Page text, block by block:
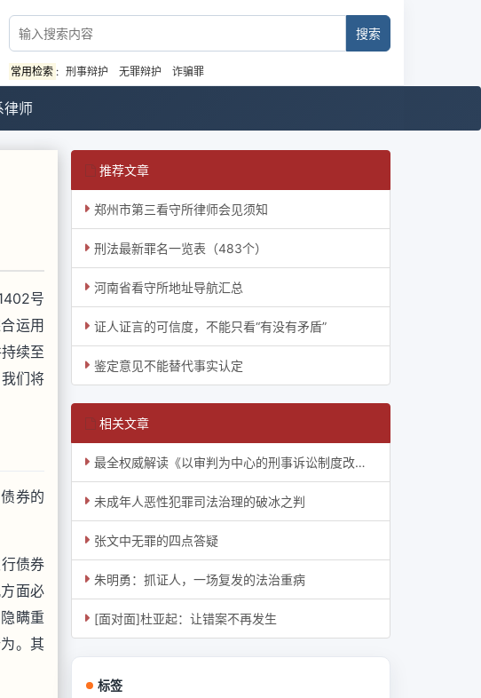
常用检索 : 刑事辩护 无罪辩护 诈骗罪
律师
号
运用
续至
们将
券的
债券
面必
瞒重
。其
推荐文章
郑州市第三看守所律师会见须知
刑法最新罪名一览表（483个）
河南省看守所地址导航汇总
证人证言的可信度，不能只看“有没有矛盾”
鉴定意见不能替代事实认定
相关文章
最全权威解读《以审判为中心的刑事诉讼制度改革的意见》
未成年人恶性犯罪司法治理的破冰之判
张文中无罪的四点答疑
朱明勇：抓证人，一场复发的法治重病
[面对面]杜亚起：让错案不再发生
标签